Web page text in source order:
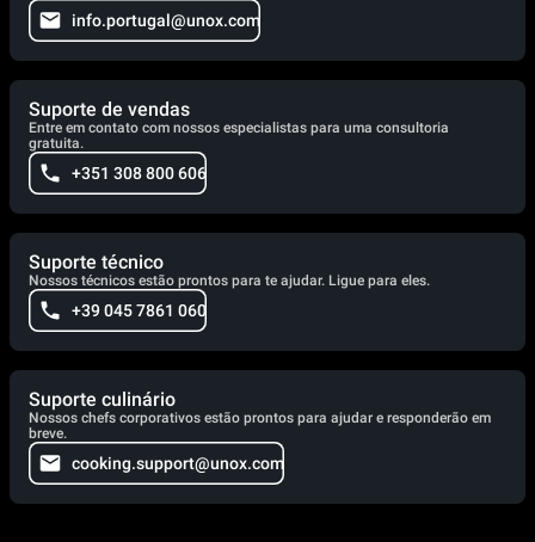
info.portugal@unox.com
Suporte de vendas
Entre em contato com nossos especialistas para uma consultoria
gratuita.
+351 308 800 606
Suporte técnico
Nossos técnicos estão prontos para te ajudar. Ligue para eles.
+39 045 7861 060
Suporte culinário
Nossos chefs corporativos estão prontos para ajudar e responderão em
breve.
cooking.support@unox.com